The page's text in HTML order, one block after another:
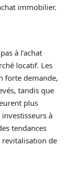
immobilier.
à l’achat
locatif. Les
forte demande,
tandis que
plus
à
tendances
revitalisation de